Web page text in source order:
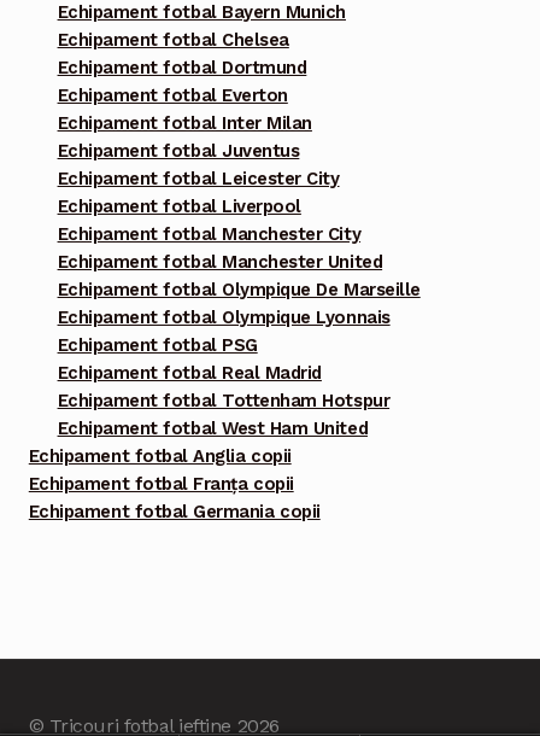
Echipament fotbal Bayern Munich
Echipament fotbal Chelsea
Echipament fotbal Dortmund
Echipament fotbal Everton
Echipament fotbal Inter Milan
Echipament fotbal Juventus
Echipament fotbal Leicester City
Echipament fotbal Liverpool
Echipament fotbal Manchester City
Echipament fotbal Manchester United
Echipament fotbal Olympique De Marseille
Echipament fotbal Olympique Lyonnais
Echipament fotbal PSG
Echipament fotbal Real Madrid
Echipament fotbal Tottenham Hotspur
Echipament fotbal West Ham United
Echipament fotbal Anglia copii
Echipament fotbal Franța copii
Echipament fotbal Germania copii
© Tricouri fotbal ieftine 2026